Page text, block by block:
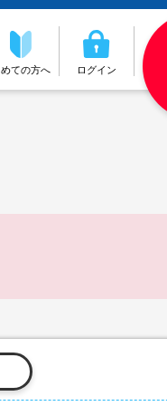
ての方へ ログイン